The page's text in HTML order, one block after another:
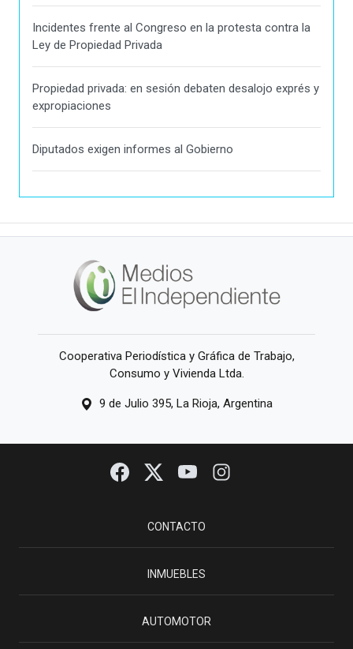
Incidentes frente al Congreso en la protesta contra la
Ley de Propiedad Privada
Propiedad privada: en sesión debaten desalojo exprés y
expropiaciones
Diputados exigen informes al Gobierno
Cooperativa Periodística y Gráfica de Trabajo,
Consumo y Vivienda Ltda.
9 de Julio 395, La Rioja, Argentina
CONTACTO
INMUEBLES
AUTOMOTOR